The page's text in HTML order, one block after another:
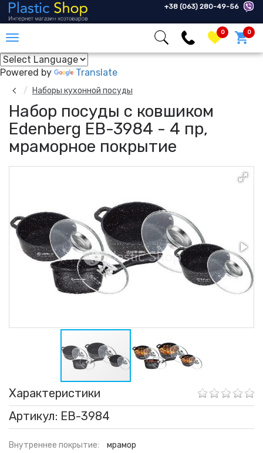
+38 (063) 280-49-56
0 0
Powered by Translate
Наборы кухонной посуды
Набор посуды с ковшиком
Edenberg EB-3984 - 4 пр,
мраморное покрытие
Характеристики
Артикул: EB-3984
Внутреннее покрытие:
мрамор